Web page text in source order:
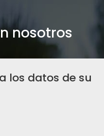
nosotros
los datos de su